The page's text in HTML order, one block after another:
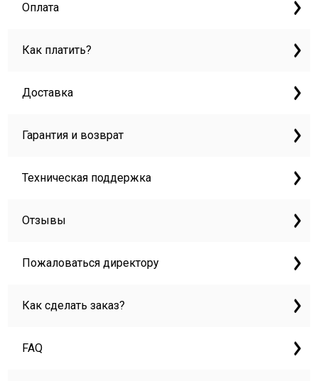
Оплата
Как платить?
Доставка
Гарантия и возврат
Техническая поддержка
Отзывы
Пожаловаться директору
Как сделать заказ?
FAQ